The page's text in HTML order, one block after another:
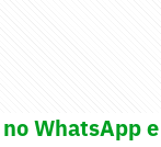
WhatsApp